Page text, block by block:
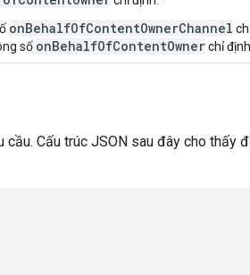
onBehalfOfContentOwnerChannel
số onBehalfOfContentOwnerchỉ định.
cầu. Cấu trúc JSON sau đây cho thấy